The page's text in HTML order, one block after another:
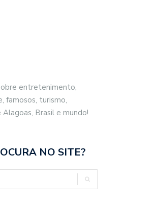
entretenimento,
famosos, turismo,
Brasil e mundo!
NO SITE?